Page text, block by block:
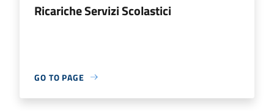
Ricariche Servizi Scolastici
GO TO PAGE